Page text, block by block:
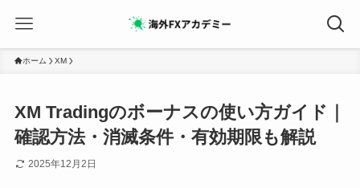
ホーム XM
XM Tradingのボーナスの使い方ガイド｜
確認方法・消滅条件・有効期限も解説
2025年12月2日